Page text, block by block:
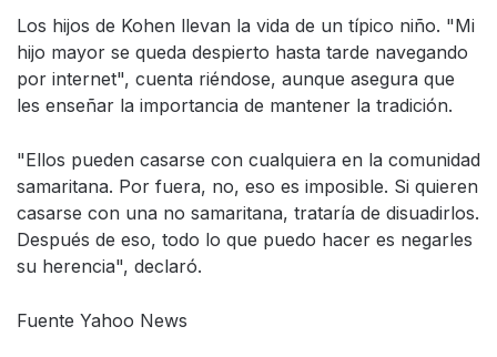
Los hijos de Kohen llevan la vida de un típico niño. "Mi
hijo mayor se queda despierto hasta tarde navegando
por internet", cuenta riéndose, aunque asegura que
les enseñar la importancia de mantener la tradición.
"Ellos pueden casarse con cualquiera en la comunidad
samaritana. Por fuera, no, eso es imposible. Si quieren
casarse con una no samaritana, trataría de disuadirlos.
Después de eso, todo lo que puedo hacer es negarles
su herencia", declaró.
Fuente Yahoo News